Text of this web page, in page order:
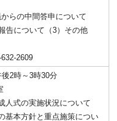
らの中間答申について
告について（3）その他
2609
2時～3時30分
人式の実施状況について
基本方針と重点施策につい